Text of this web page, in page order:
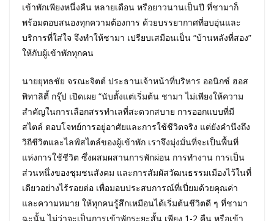
เข้าพักเพียงหนึ่งคืน หลายเดือน หรือยาวนานเป็นปี ที่ชามาก็
พร้อมตอบสนองทุกความต้องการ ด้วยบรรยากาศที่อบอุ่นและ
บริการที่ใส่ใจ จึงทำให้ชามา เปรียบเสมือนเป็น “บ้านหลังที่สอง”
ให้กับผู้เข้าพักทุกคน
นายยุทธชัย จรณะจิตต์ ประธานเจ้าหน้าที่บริหาร ออนิกซ์ ฮอส
พิทาลิตี้ กรุ๊ป เปิดเผย “นับตั้งแต่เริ่มต้น ชามา ไม่เพียงให้ความ
สำคัญในการเลือกสรรทำเลที่สะดวกสบาย การออกแบบที่มี
สไตล์ ตอบโจทย์การอยู่อาศัยและการใช้ชีวิตจริง แต่ยังคำนึงถึง
วิถีชีวิตและไลฟ์สไตล์ของผู้เข้าพัก เราจึงมุ่งมั่นที่จะเป็นพื้นที่
แห่งการใช้ชีวิต ซึ่งผสมผสานการพักผ่อน การทำงาน การเป็น
ส่วนหนึ่งของชุมชนสังคม และการสัมผัสวัฒนธรรมเมืองไว้ในที่
เดียวอย่างไร้รอยต่อ เพื่อมอบประสบการณ์ที่เปี่ยมด้วยคุณค่า
และความหมาย ให้ทุกคนรู้สึกเหมือนได้เริ่มต้นชีวิตดี ๆ ที่ชามา
ฉะนั้น ไม่ว่าจะเป็นการเข้าพักระยะสั้น เพียง 1-2 คืน หรือเข้า